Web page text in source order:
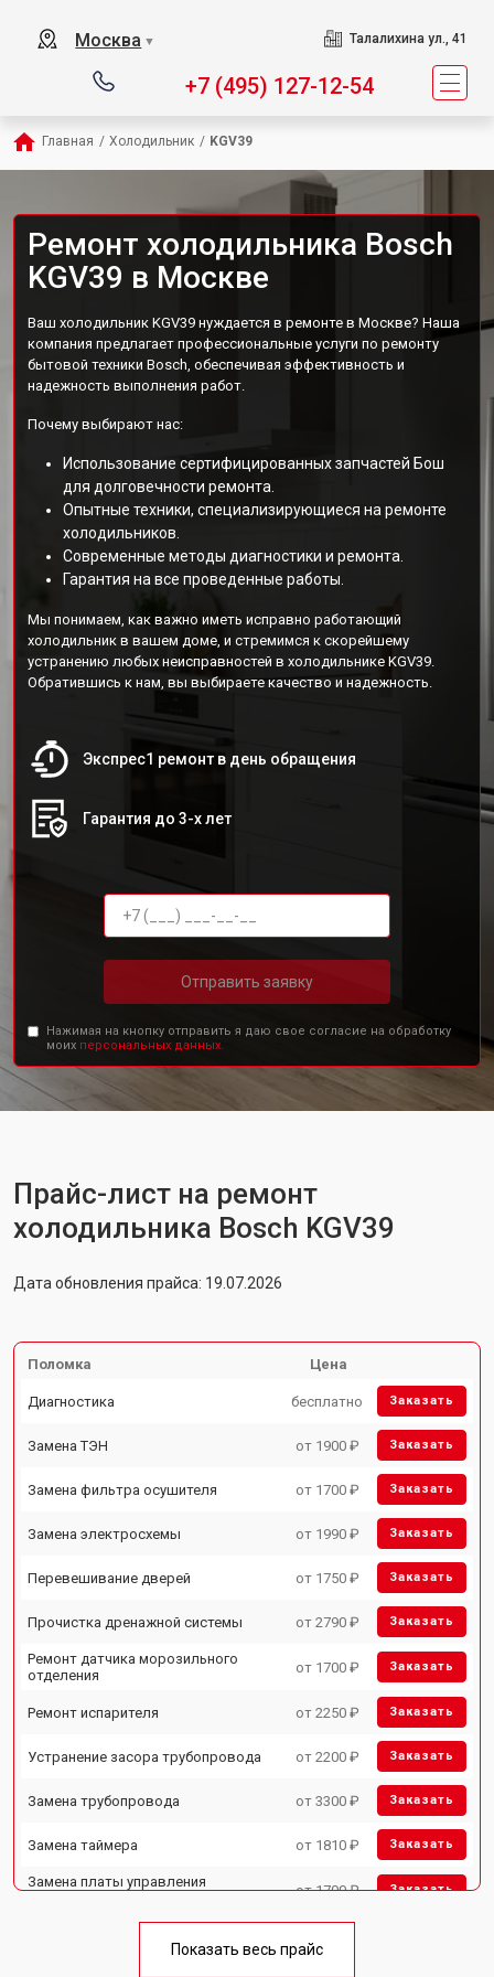
Москва ▼ Талалихина ул., 41
+7 (495) 127-12-54
Главная / Холодильник / KGV39
Ремонт холодильника Bosch
KGV39 в Москве
Ваш холодильник KGV39 нуждается в ремонте в Москве? Наша
компания предлагает профессиональные услуги по ремонту
бытовой техники Bosch, обеспечивая эффективность и
надежность выполнения работ.
Почему выбирают нас:
Использование сертифицированных запчастей Бош
для долговечности ремонта.
Опытные техники, специализирующиеся на ремонте
холодильников.
Современные методы диагностики и ремонта.
Гарантия на все проведенные работы.
Мы понимаем, как важно иметь исправно работающий
холодильник в вашем доме, и стремимся к скорейшему
устранению любых неисправностей в холодильнике KGV39.
Обратившись к нам, вы выбираете качество и надежность.
Экспрес1 ремонт в день обращения
Гарантия до 3-х лет
Отправить заявку
Нажимая на кнопку отправить я даю свое согласие на обработку
моих персональных данных.
Прайс-лист на ремонт
холодильника Bosch KGV39
Дата обновления прайса: 19.07.2026
Поломка Цена
Диагностика бесплатно Заказать
Замена ТЭН от 1900 ₽ Заказать
Замена фильтра осушителя от 1700 ₽ Заказать
Замена электросхемы от 1990 ₽ Заказать
Перевешивание дверей от 1750 ₽ Заказать
Прочистка дренажной системы от 2790 ₽ Заказать
Ремонт датчика морозильного
отделения
от 1700 ₽ Заказать
Ремонт испарителя от 2250 ₽ Заказать
Устранение засора трубопровода от 2200 ₽ Заказать
Замена трубопровода от 3300 ₽ Заказать
Замена таймера от 1810 ₽ Заказать
Замена платы управления
от 1700 ₽ Заказать
Ремонт/замена датчика
Показать весь прайс